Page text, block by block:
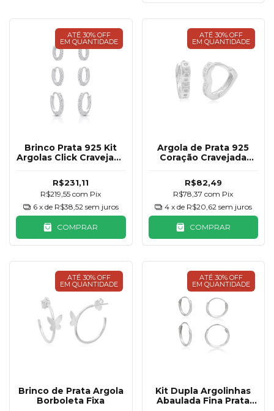
ATÉ 30% OFF
EM QUANTIDADE
Brinco Prata 925 Kit
Argolas Click Cravejada
R$231,11
R$219,55com Pix
6 x de R$38,52 sem juros
COMPRAR
ATÉ 30% OFF
EM QUANTIDADE
Argola de Prata 925
Coração Cravejada
R$82,49
R$78,37com Pix
4 x de R$20,62 sem juros
COMPRAR
ATÉ 30% OFF
EM QUANTIDADE
Brinco de Prata Argola
Borboleta Fixa
ATÉ 30% OFF
EM QUANTIDADE
Kit Dupla Argolinhas
Abaulada Fina Prata